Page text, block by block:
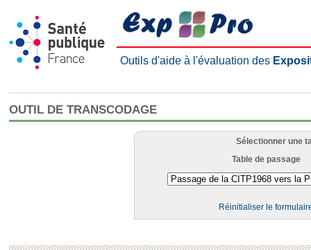
Outils d'aide à l'évaluation des
OUTIL DE TRANSCODAGE
Sélectionner une
Table de passage
Réinitialiser le